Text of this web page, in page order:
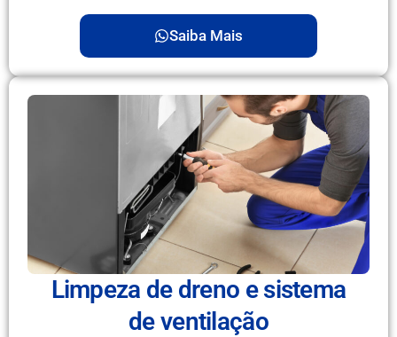
Saiba Mais
Limpeza de dreno e sistema
de ventilação